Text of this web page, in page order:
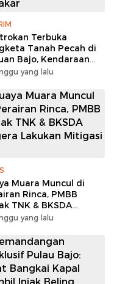
Terbuka
Tanah Pecah di
Bajo, Kendaraan
Dibakar
yang lalu
Muara Muncul di
Rinca, PMBB
TNK & BKSDA
Lakukan Mitigasi
yang lalu